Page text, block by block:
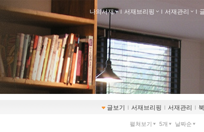
나의서재 ｌ 서재브리핑 ｌ 서재관리 ｌ
글보기 ｌ 서재브리핑 ｌ 서재관리 ｌ
펼쳐보기 5개 날짜순